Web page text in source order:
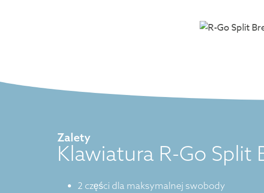
Zalety
Klawiatura R-Go Split
2 części dla maksymalnej swobody